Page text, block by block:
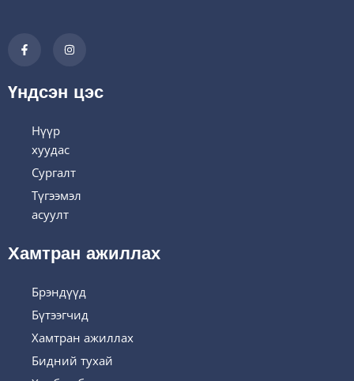
Үндсэн цэс
Нүүр
хуудас
Сургалт
Түгээмэл
асуулт
Хамтран ажиллах
Брэндүүд
Бүтээгчид
Хамтран ажиллах
Бидний тухай